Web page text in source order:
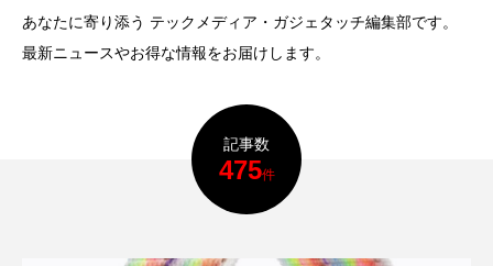
あなたに寄り添う テックメディア・ガジェタッチ編集部です。
最新ニュースやお得な情報をお届けします。
記事数
475件